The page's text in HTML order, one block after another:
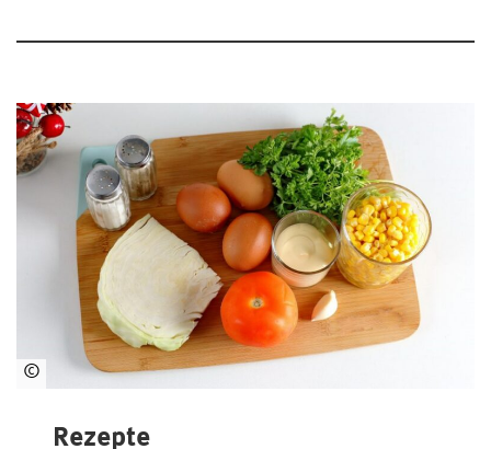
©
www.pexels.com
Rezepte